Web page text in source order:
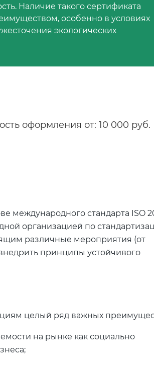
Наличие такого сертификата
особенно в условиях
экологических
оформления от: 10 000 руб.
международного стандарта ISO
организацией по
различные мероприятия (от
принципы устойчивого
целый ряд важных
на рынке как социально